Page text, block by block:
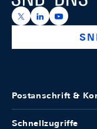
https://x.com/
https://
Postanschrift &
Schnellzugriffe